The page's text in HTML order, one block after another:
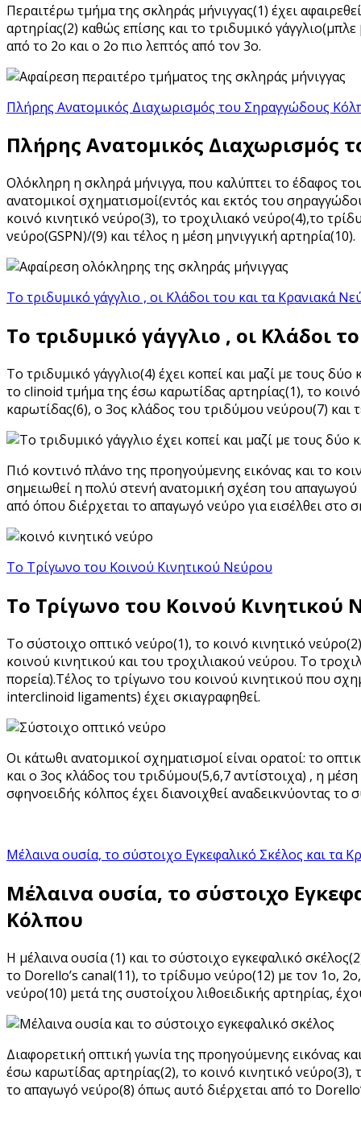
Περαιτέρω τμήμα της σκληράς μήνιγγας(1) έχει
αρτηρίας(2) καθώς επίσης και το τριδυμικό
από το 2ο και ο 2ο πιο λεπτός από τον 3ο.
Πλήρης Ανατομικός Διαχωρισμός του Σηραγγώδους
Πλήρης Ανατομικός Διαχωρισμός
Ολόκληρη η σκληρά μήνιγγα, που καλύπτει το έδαφος
ανατομικοί σχηματισμοί(εντός και εκτός του
κοινό κινητικό νεύρο(3), το τροχιλιακό νεύρο(4),το
νεύρο(GSPN)/(9) και τέλος η μέση μηνιγγική αρτηρία(10).
Το τριδυμικό γάγγλιο , οι Κλάδοι του και τα Κρανιακά
Το τριδυμικό γάγγλιο , οι Κλάδοι
Το τριδυμικό γάγγλιο(4) έχει κοπεί και μαζί με τους
το clinoid τμήμα της έσω καρωτίδας αρτηρίας(1), το
καρωτίδας(6), ο 3ος κλάδος του τριδύμου νεύρου(7) και
Πιό κοντινό πλάνο της προηγούμενης εικόνας και το
σημειωθεί η πολύ στενή ανατομική σχέση του
από όπου διέρχεται το απαγωγό νεύρο για εισέλθει στο
Το Τρίγωνο του Κοινού Κινητικού Νεύρου
Το Τρίγωνο του Κοινού Κινητικού
Το σύστοιχο οπτικό νεύρο(1), το κοινό κινητικό
κοινού κινητικού και του τροχιλιακού νεύρου. Το
πορεία).Τέλος το τρίγωνο του κοινού κινητικού που
interclinoid ligaments) έχει σκιαγραφηθεί.
Οι κάτωθι ανατομικοί σχηματισμοί είναι ορατοί: το
και ο 3ος κλάδος του τριδύμου(5,6,7 αντίστοιχα) , η
σφηνοειδής κόλπος έχει διανοιχθεί αναδεικνύοντας
Μέλαινα ουσία, το σύστοιχο Εγκεφαλικό Σκέλος και τα
Μέλαινα ουσία, το σύστοιχο
Κόλπου
Η μέλαινα ουσία (1) και το σύστοιχο εγκεφαλικό
το Dorello’s canal(11), το τρίδυμο νεύρο(12) με τον 1ο,
νεύρο(10) μετά της συστοίχου λιθοειδικής αρτηρίας,
Διαφορετική οπτική γωνία της προηγούμενης εικόνας
έσω καρωτίδας αρτηρίας(2), το κοινό κινητικό
το απαγωγό νεύρο(8) όπως αυτό διέρχεται από το